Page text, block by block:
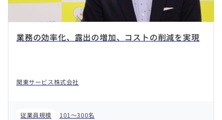
業務の効率化、露出の増加、コストの削減を実現
関東サービス株式会社
従業員規模
101～300名